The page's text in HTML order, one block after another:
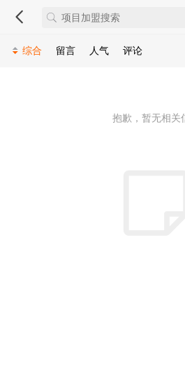
综合 留言 人气 评论
抱歉，暂无相关